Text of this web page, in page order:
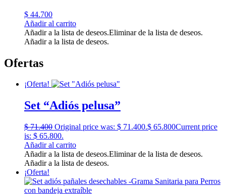
$ 44.700
Añadir al carrito
Añadir a la lista de deseos.Eliminar de la lista de deseos.
Añadir a la lista de deseos.
Ofertas
¡Oferta!
Set “Adiós pelusa”
$71.400 Original price was: $ 71.400.$ 65.800Current price
is: $ 65.800.
Añadir al carrito
Añadir a la lista de deseos.Eliminar de la lista de deseos.
Añadir a la lista de deseos.
¡Oferta!